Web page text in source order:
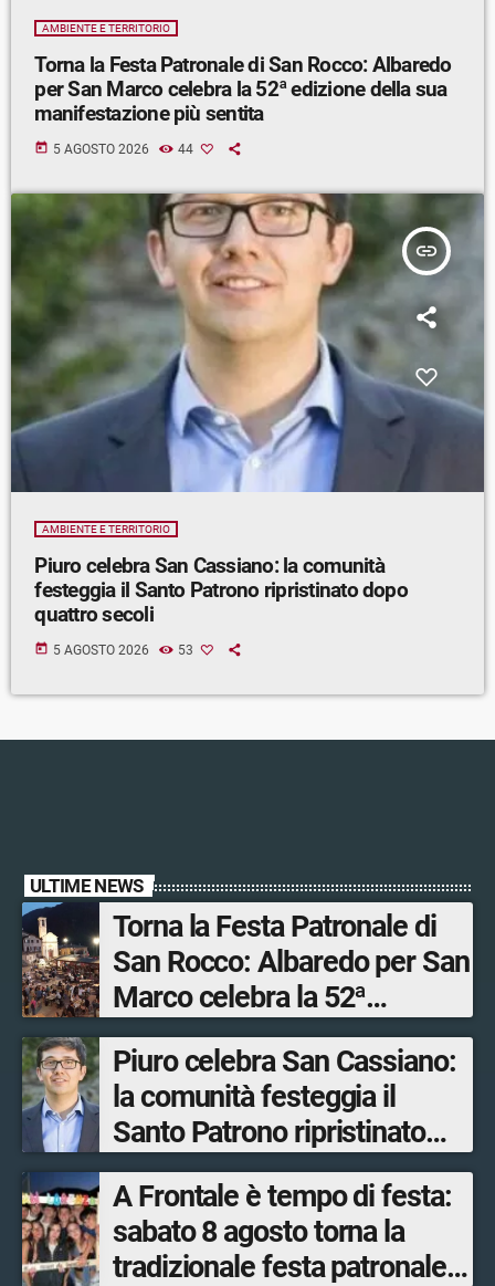
AMBIENTE E TERRITORIO
Torna la Festa Patronale di San Rocco: Albaredo
per San Marco celebra la 52ª edizione della sua
manifestazione più sentita
today 5 AGOSTO 2026 44
insert_link
AMBIENTE E TERRITORIO
Piuro celebra San Cassiano: la comunità
festeggia il Santo Patrono ripristinato dopo
quattro secoli
today 5 AGOSTO 2026 53
ULTIME NEWS
Torna la Festa Patronale di
San Rocco: Albaredo per San
Marco celebra la 52ª
edizione della sua
manifestazione più sentita
Piuro celebra San Cassiano:
la comunità festeggia il
Santo Patrono ripristinato
dopo quattro secoli
A Frontale è tempo di festa:
sabato 8 agosto torna la
tradizionale festa patronale